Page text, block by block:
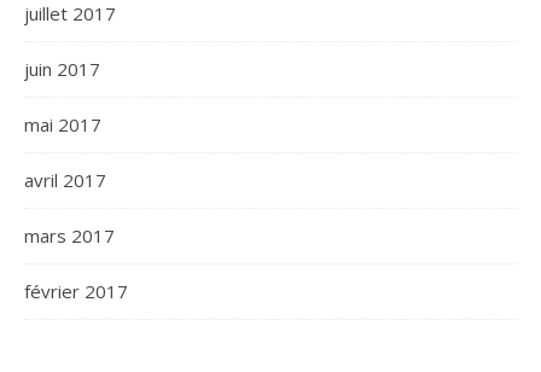
juillet 2017
juin 2017
mai 2017
avril 2017
mars 2017
février 2017